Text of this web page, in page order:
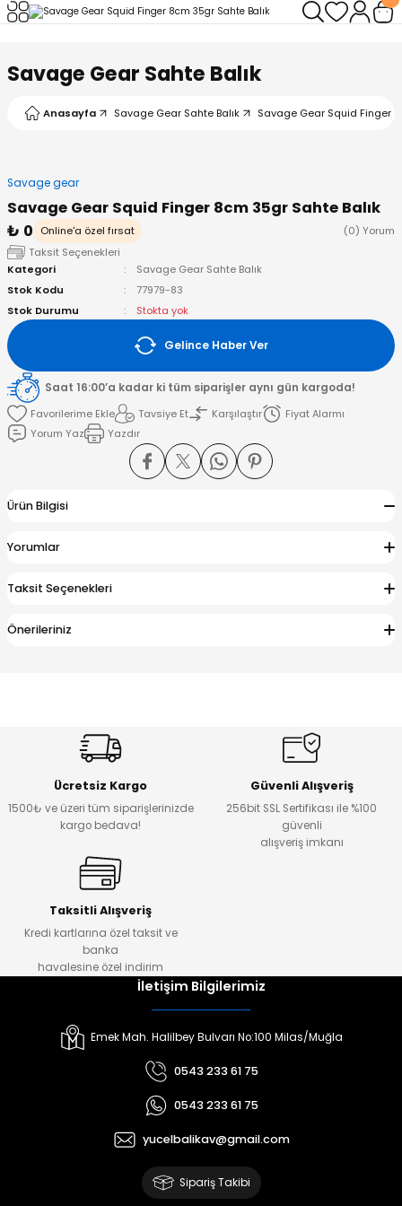
Savage Gear Sahte Balık
Anasayfa Savage Gear Sahte Balık Savage Gear Squid Finger
Savage gear
Savage Gear Squid Finger 8cm 35gr Sahte Balık
₺ 0
Online'a özel fırsat
(0) Yorum
Taksit Seçenekleri
Kategori
Savage Gear Sahte Balık
Stok Kodu
77979-83
Stok Durumu
Stokta yok
Gelince Haber Ver
Saat 16:00’a kadar ki tüm siparişler aynı gün kargoda!
Tavsiye Et
Karşılaştır
Fiyat Alarmı
Yorum Yaz
Yazdır
Ürün Bilgisi
Yorumlar
Taksit Seçenekleri
Önerileriniz
Ücretsiz Kargo
1500₺ ve üzeri tüm siparişlerinizde
kargo bedava!
Güvenli Alışveriş
256bit SSL Sertifikası ile %100
güvenli
alışveriş imkanı
Taksitli Alışveriş
Kredi kartlarına özel taksit ve
banka
havalesine özel indirim
İletişim Bilgilerimiz
Emek Mah. Halilbey Bulvarı No:100 Milas/Muğla
0543 233 61 75
0543 233 61 75
yucelbalikav@gmail.com
Sipariş Takibi
Geri Dön
Makineleri
Geri Dön
Kamışlar
Geri Dön
Misinalar
Misinalar
Geri Dön
- Klips
Halka
Geri Dön
Geri Dön
& El Feneri